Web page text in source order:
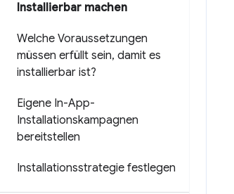
Installierbar machen
Welche Voraussetzungen
müssen erfüllt sein, damit es
installierbar ist?
Eigene In-App-
Installationskampagnen
bereitstellen
Installationsstrategie festlegen